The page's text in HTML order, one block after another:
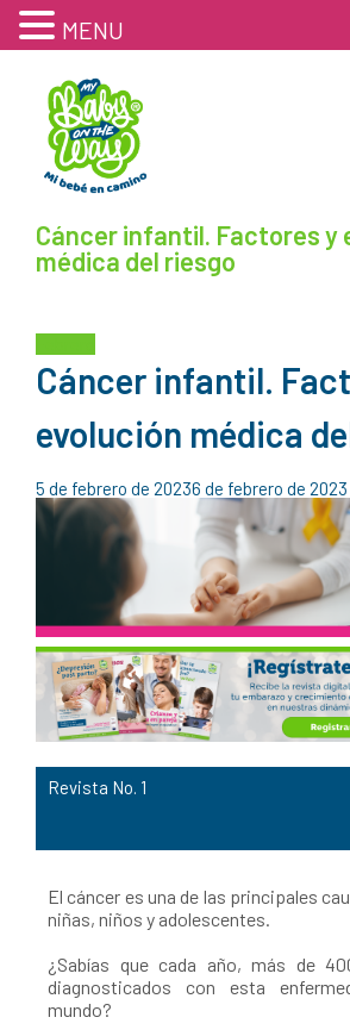
Cáncer infantil. Factores y
médica del riesgo
Cáncer infantil.
evolución médica
5 de febrero de 20236 de febrero de 2023
Revista No. 1
El cáncer es una de las principales
niñas, niños y adolescentes.
¿Sabías que cada año, más de
diagnosticados con esta
mundo?
MENU